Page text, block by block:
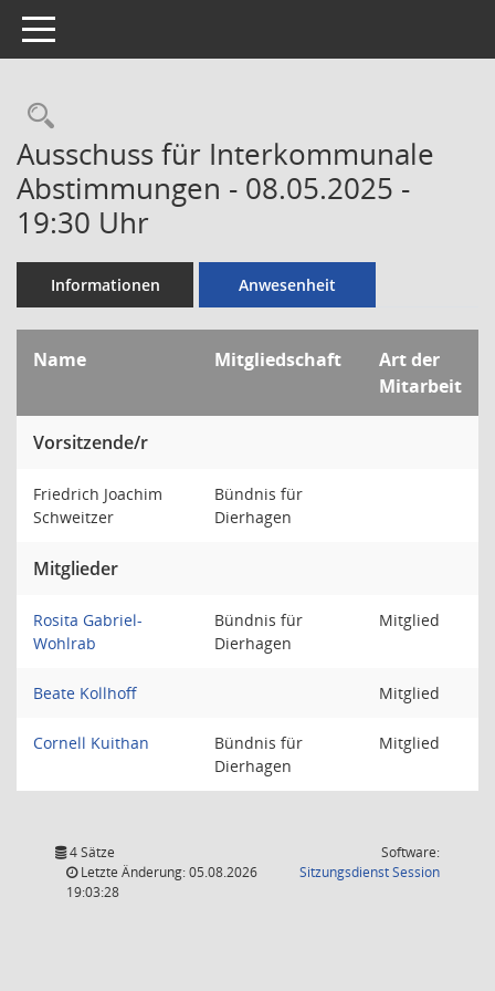
Toggle navigation
Rechercheauswahl
Ausschuss für Interkommunale
Abstimmungen - 08.05.2025 -
19:30 Uhr
Informationen Anwesenheit
Name Mitgliedschaft
Art der
Mitarbeit
Vorsitzende/r
Friedrich Joachim
Schweitzer
Bündnis für
Dierhagen
Mitglieder
Rosita Gabriel-
Wohlrab
Bündnis für
Dierhagen
Mitglied
Beate Kollhoff Mitglied
Cornell Kuithan
Bündnis für
Dierhagen
Mitglied
4 Sätze
Letzte Änderung: 05.08.2026
19:03:28
Software:
SitzungsdienstSession(Wird in